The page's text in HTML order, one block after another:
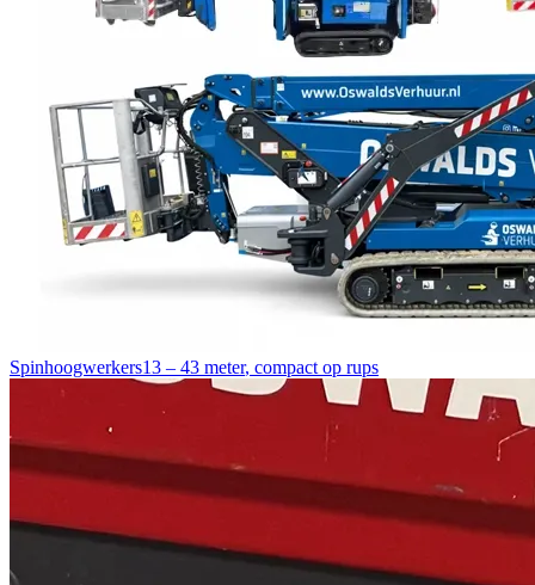
Spinhoogwerkers13 – 43 meter, compact op rups